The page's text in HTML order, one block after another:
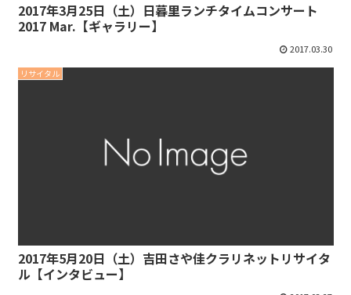
2017年3月25日（土）日暮里ランチタイムコンサート
2017 Mar.【ギャラリー】
2017.03.30
リサイタル
2017年5月20日（土）吉田さや佳クラリネットリサイタ
ル【インタビュー】